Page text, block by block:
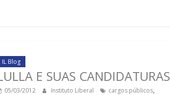
IL Blog
E SUAS CANDIDATURAS
05/03/2012 Instituto Liberal cargos públicos,